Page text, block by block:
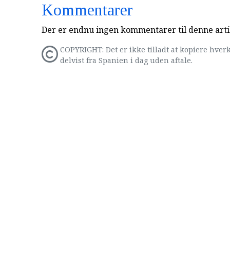
Kommentarer
Der er endnu ingen kommentarer til denne
COPYRIGHT: Det er ikke tilladt at kopiere
delvist fra Spanien i dag uden aftale.